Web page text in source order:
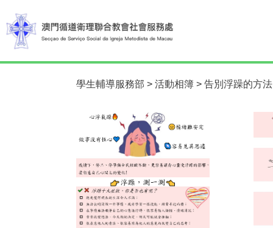
學生輔導服務部 > 活動相簿 > 告別浮躁的方法